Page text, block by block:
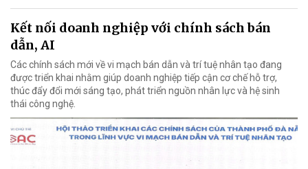
Kết nối doanh nghiệp với chính sách bán
dẫn, AI
Các chính sách mới về vi mạch bán dẫn và trí tuệ nhân tạo đang
được triển khai nhằm giúp doanh nghiệp tiếp cận cơ chế hỗ trợ,
thúc đẩy đổi mới sáng tạo, phát triển nguồn nhân lực và hệ sinh
thái công nghệ.